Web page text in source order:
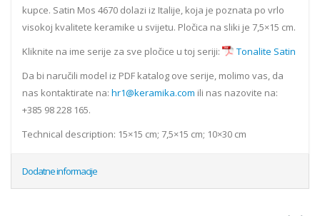
kupce. Satin Mos 4670 dolazi iz Italije, koja je poznata po vrlo
visokoj kvalitete keramike u svijetu. Pločica na sliki je 7,5×15 cm.
Kliknite na ime serije za sve pločice u toj seriji:
Tonalite Satin
Da bi naručili model iz PDF katalog ove serije, molimo vas, da
nas kontaktirate na: hr1@keramika.com ili nas nazovite na:
+385 98 228 165.
Technical description: 15×15 cm; 7,5×15 cm; 10×30 cm
Dodatne informacije